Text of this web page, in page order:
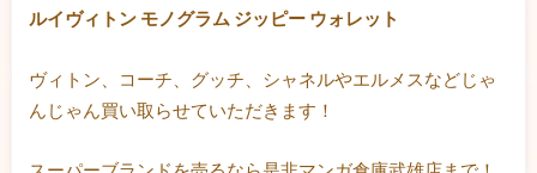
ルイヴィトン モノグラム ジッピー ウォレット
ヴィトン、コーチ、グッチ、シャネルやエルメスなどじゃ
んじゃん買い取らせていただきます！